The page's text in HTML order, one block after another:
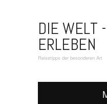
DIE WELT
ERLEBEN
Reisetipps der besonderen Art